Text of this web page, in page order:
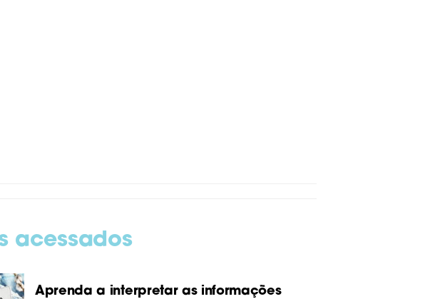
acessados
Aprenda a interpretar as informações